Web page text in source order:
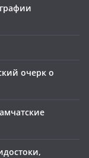
очерк о